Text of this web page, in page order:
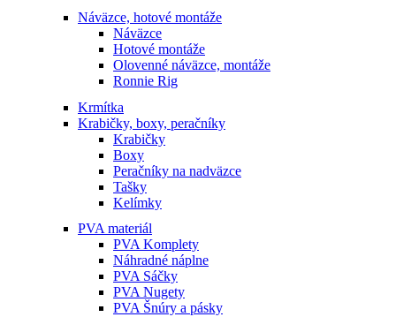
Náväzce, hotové montáže
Náväzce
Hotové montáže
Olovenné náväzce, montáže
Ronnie Rig
Krmítka
Krabičky, boxy, peračníky
Krabičky
Boxy
Peračníky na nadväzce
Tašky
Kelímky
PVA materiál
PVA Komplety
Náhradné náplne
PVA Sáčky
PVA Nugety
PVA Šnúry a pásky